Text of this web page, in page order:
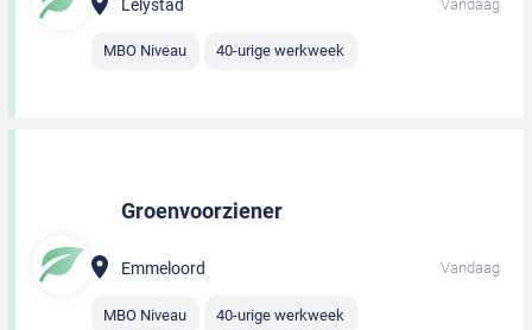
Lelystad Vandaag
MBO Niveau 40-urige werkweek
Groenvoorziener
Emmeloord Vandaag
MBO Niveau 40-urige werkweek